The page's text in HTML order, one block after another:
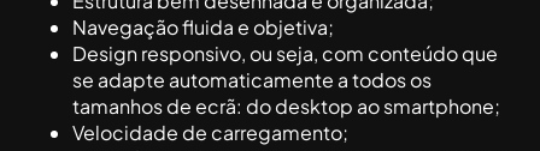
Navegação fluida e objetiva;
Design responsivo, ou seja, com conteúdo que
se adapte automaticamente a todos os
tamanhos de ecrã: do desktop ao smartphone;
Velocidade de carregamento;